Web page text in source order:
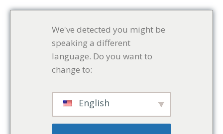
We've detected you might be
speaking a different
language. Do you want to
change to:
English